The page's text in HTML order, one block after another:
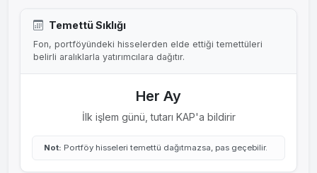
Temettü Sıklığı
Fon, portföyündeki hisselerden elde ettiği temettüleri
belirli aralıklarla yatırımcılara dağıtır.
Her Ay
İlk işlem günü, tutarı KAP'a bildirir
Not: Portföy hisseleri temettü dağıtmazsa, pas geçebilir.